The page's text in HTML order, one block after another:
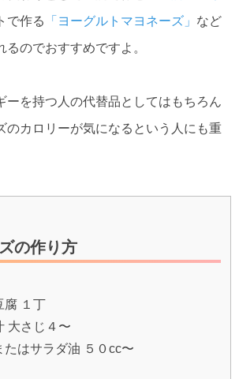
で作る 「ヨーグルトマヨネーズ」 など
のでおすすめですよ。
ーを持つ人の代替品としてはもちろん
のカロリーが気になるという人にも重
の作り方
腐 １丁
大さじ４〜
たはサラダ油 ５０cc〜